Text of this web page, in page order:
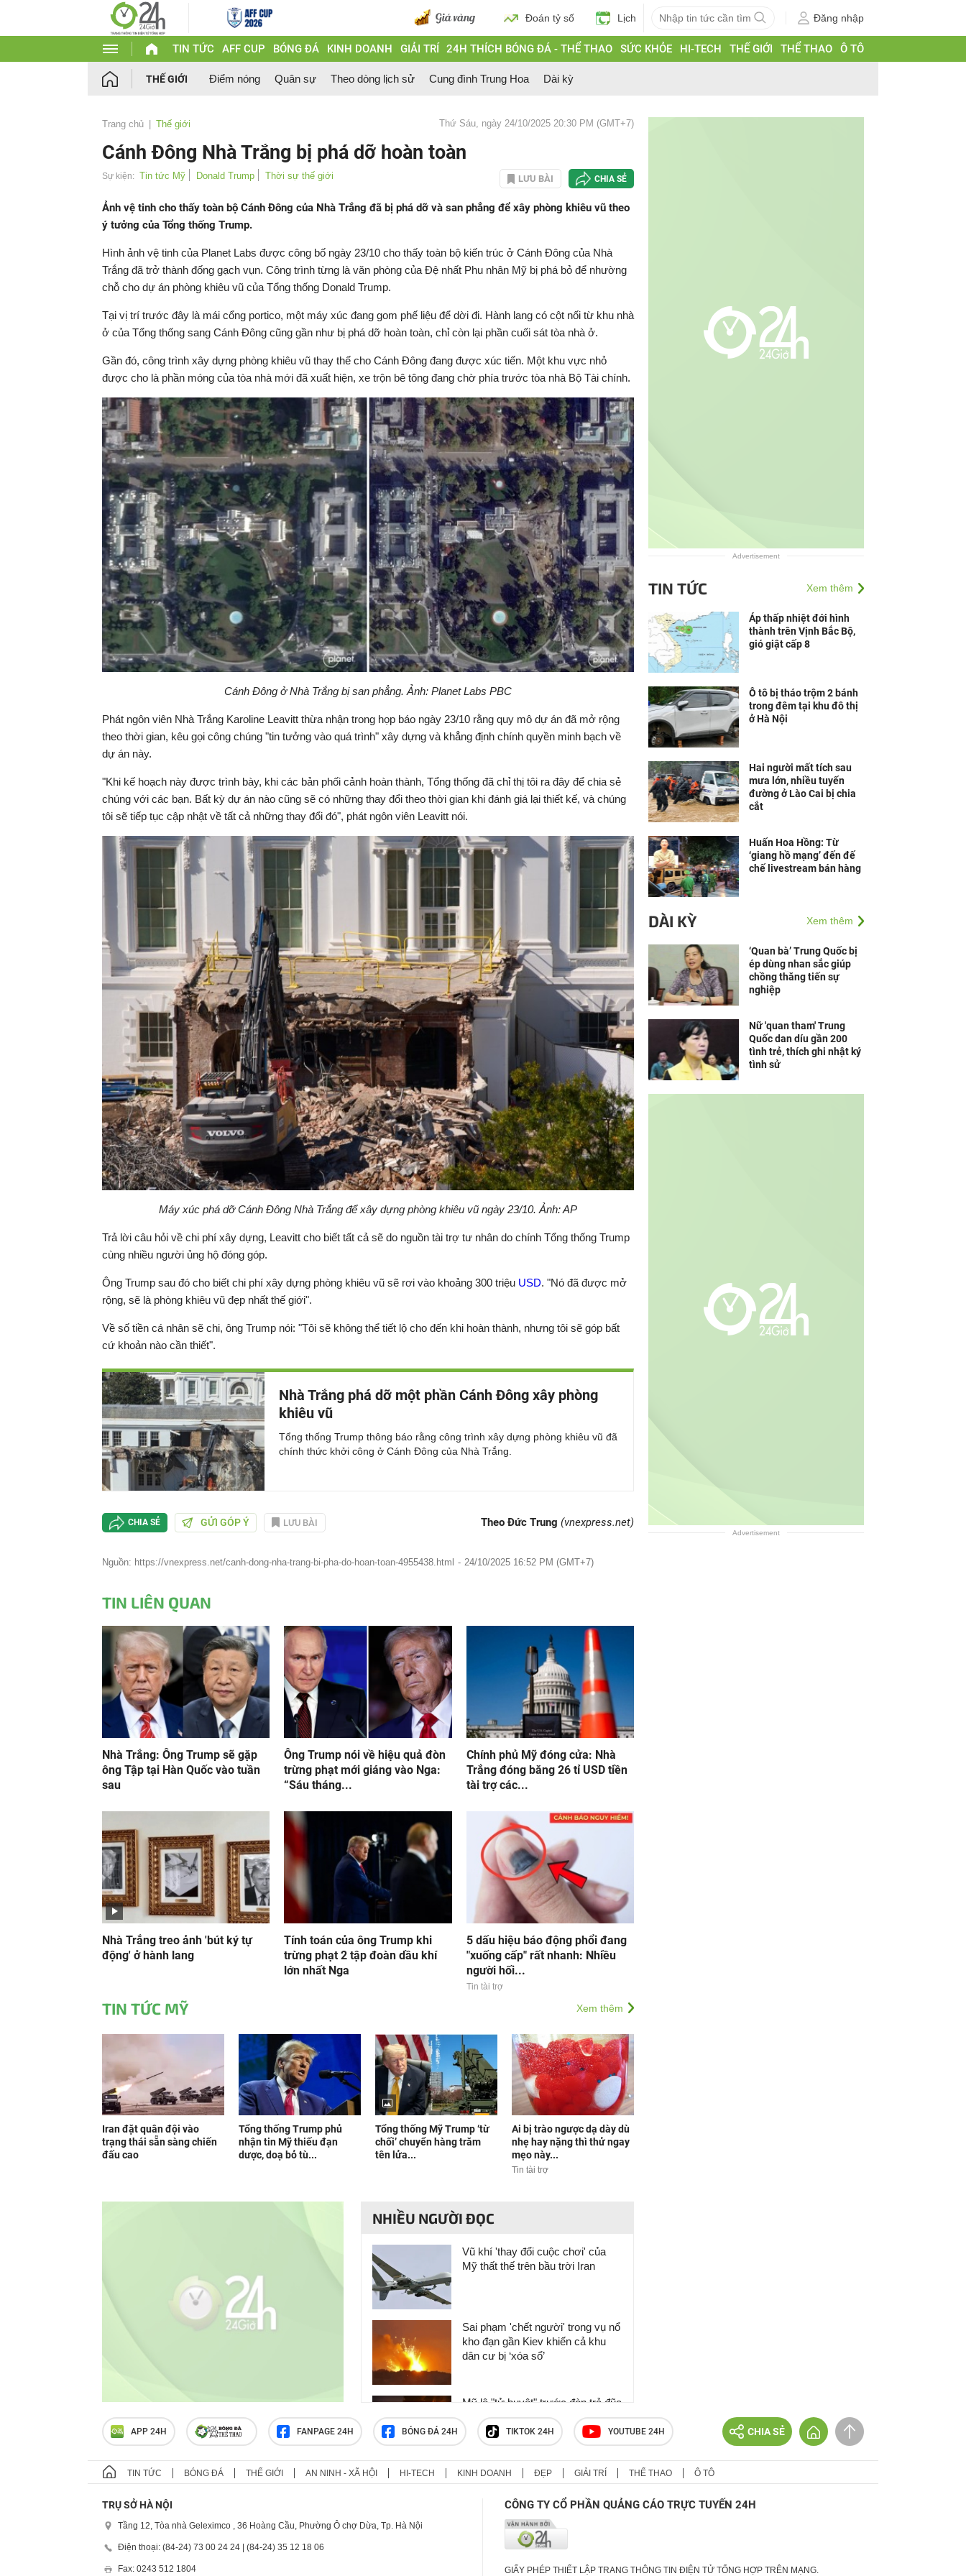
Đoán tỷ số Lịch Đăng nhập
TIN TỨC AFF CUP BÓNG ĐÁ KINH DOANH GIẢI TRÍ 24H THÍCH BÓNG ĐÁ - THỂ THAO SỨC KHỎE HI-TECH THẾ GIỚI THỂ THAO Ô TÔ
THẾ GIỚI Điểm nóng Quân sự Theo dòng lịch sử Cung đình Trung Hoa Dài kỳ
Trang chủ Thế giới Thứ Sáu, ngày 24/10/2025 20:30 PM (GMT+7)
Cánh Đông Nhà Trắng bị phá dỡ hoàn toàn
Sự kiện: Tin tức Mỹ Donald Trump Thời sự thế giới LƯU BÀI CHIA SẺ
Ảnh vệ tinh cho thấy toàn bộ Cánh Đông của Nhà Trắng đã bị phá dỡ và san phẳng để xây phòng khiêu vũ theo
ý tưởng của Tổng thống Trump.
Hình ảnh vệ tinh của Planet Labs được công bố ngày 23/10 cho thấy toàn bộ kiến trúc ở Cánh Đông của Nhà
Trắng đã trở thành đống gạch vụn. Công trình từng là văn phòng của Đệ nhất Phu nhân Mỹ bị phá bỏ để nhường
chỗ cho dự án phòng khiêu vũ của Tổng thống Donald Trump.
Tại vị trí trước đây là mái cổng portico, một máy xúc đang gom phế liệu để dời đi. Hành lang có cột nối từ khu nhà
ở của Tổng thống sang Cánh Đông cũng gần như bị phá dỡ hoàn toàn, chỉ còn lại phần cuối sát tòa nhà ở.
Gần đó, công trình xây dựng phòng khiêu vũ thay thế cho Cánh Đông đang được xúc tiến. Một khu vực nhỏ
được cho là phần móng của tòa nhà mới đã xuất hiện, xe trộn bê tông đang chờ phía trước tòa nhà Bộ Tài chính.
Cánh Đông ở Nhà Trắng bị san phẳng. Ảnh: Planet Labs PBC
Phát ngôn viên Nhà Trắng Karoline Leavitt thừa nhận trong họp báo ngày 23/10 rằng quy mô dự án đã mở rộng
theo thời gian, kêu gọi công chúng "tin tưởng vào quá trình" xây dựng và khẳng định chính quyền minh bạch về
dự án này.
"Khi kế hoạch này được trình bày, khi các bản phối cảnh hoàn thành, Tổng thống đã chỉ thị tôi ra đây để chia sẻ
chúng với các bạn. Bất kỳ dự án nào cũng sẽ có những thay đổi theo thời gian khi đánh giá lại thiết kế, và chúng
tôi sẽ tiếp tục cập nhật về tất cả những thay đổi đó", phát ngôn viên Leavitt nói.
Máy xúc phá dỡ Cánh Đông Nhà Trắng để xây dựng phòng khiêu vũ ngày 23/10. Ảnh: AP
Trả lời câu hỏi về chi phí xây dựng, Leavitt cho biết tất cả sẽ do nguồn tài trợ tư nhân do chính Tổng thống Trump
cùng nhiều người ủng hộ đóng góp.
Ông Trump sau đó cho biết chi phí xây dựng phòng khiêu vũ sẽ rơi vào khoảng 300 triệu USD. "Nó đã được mở
rộng, sẽ là phòng khiêu vũ đẹp nhất thế giới".
Về số tiền cá nhân sẽ chi, ông Trump nói: "Tôi sẽ không thể tiết lộ cho đến khi hoàn thành, nhưng tôi sẽ góp bất
cứ khoản nào cần thiết".
Nhà Trắng phá dỡ một phần Cánh Đông xây phòng
khiêu vũ
Tổng thống Trump thông báo rằng công trình xây dựng phòng khiêu vũ đã
chính thức khởi công ở Cánh Đông của Nhà Trắng.
CHIA SẺ GỬI GÓP Ý LƯU BÀI Theo Đức Trung (vnexpress.net)
Nguồn: https://vnexpress.net/canh-dong-nha-trang-bi-pha-do-hoan-toan-4955438.html - 24/10/2025 16:52 PM (GMT+7)
TIN LIÊN QUAN
Nhà Trắng: Ông Trump sẽ gặp
ông Tập tại Hàn Quốc vào tuần
sau
Ông Trump nói về hiệu quả đòn
trừng phạt mới giáng vào Nga:
“Sáu tháng...
Chính phủ Mỹ đóng cửa: Nhà
Trắng đóng băng 26 tỉ USD tiền
tài trợ các...
Nhà Trắng treo ảnh 'bút ký tự
động' ở hành lang
Tính toán của ông Trump khi
trừng phạt 2 tập đoàn dầu khí
lớn nhất Nga
5 dấu hiệu báo động phổi đang
"xuống cấp" rất nhanh: Nhiều
người hối...
Tin tài trợ
TIN TỨC MỸ Xem thêm
Iran đặt quân đội vào
trạng thái sẵn sàng chiến
đấu cao
Tổng thống Trump phủ
nhận tin Mỹ thiếu đạn
dược, doạ bỏ tù...
Tổng thống Mỹ Trump ‘từ
chối’ chuyển hàng trăm
tên lửa...
Ai bị trào ngược dạ dày dù
nhẹ hay nặng thì thử ngay
mẹo này...
Tin tài trợ
NHIỀU NGƯỜI ĐỌC
Vũ khí 'thay đổi cuộc chơi' của
Mỹ thất thế trên bầu trời Iran
Sai phạm 'chết người' trong vụ nổ
kho đạn gần Kiev khiến cả khu
dân cư bị ‘xóa sổ’
Mỹ lộ "tử huyệt" trước đòn trả đũa
khốc liệt của Iran, ông Trump nổi
cơn thịnh nộ
Ukraine đứng trước nỗi lo mới từ
Advertisement
TIN TỨC Xem thêm
Áp thấp nhiệt đới hình
thành trên Vịnh Bắc Bộ,
gió giật cấp 8
Ô tô bị tháo trộm 2 bánh
trong đêm tại khu đô thị
ở Hà Nội
Hai người mất tích sau
mưa lớn, nhiều tuyến
đường ở Lào Cai bị chia
cắt
Huấn Hoa Hồng: Từ
‘giang hồ mạng’ đến đế
chế livestream bán hàng
DÀI KỲ Xem thêm
‘Quan bà’ Trung Quốc bị
ép dùng nhan sắc giúp
chồng thăng tiến sự
nghiệp
Nữ 'quan tham' Trung
Quốc dan díu gần 200
tình trẻ, thích ghi nhật ký
tình sử
Advertisement
APP 24H FANPAGE 24H BÓNG ĐÁ 24H TIKTOK 24H YOUTUBE 24H CHIA SẺ
TIN TỨC BÓNG ĐÁ THẾ GIỚI AN NINH - XÃ HỘI HI-TECH KINH DOANH ĐẸP GIẢI TRÍ THỂ THAO Ô TÔ
TRỤ SỞ HÀ NỘI
Tầng 12, Tòa nhà Geleximco , 36 Hoàng Cầu, Phường Ô chợ Dừa, Tp. Hà Nội
Điện thoại: (84-24) 73 00 24 24 | (84-24) 35 12 18 06
Fax: 0243 512 1804
CÔNG TY CỔ PHẦN QUẢNG CÁO TRỰC TUYẾN 24H
GIẤY PHÉP THIẾT LẬP TRANG THÔNG TIN ĐIỆN TỬ TỔNG HỢP TRÊN MẠNG.